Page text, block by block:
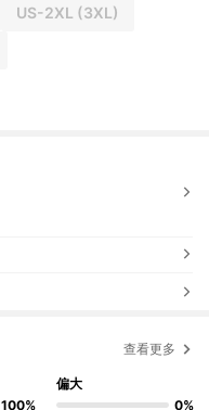
US-2XL (3XL)
查看更多
100%
偏大
0%